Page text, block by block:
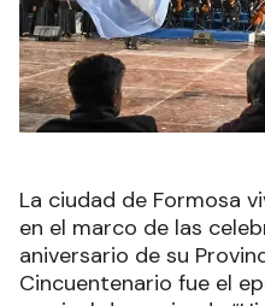
La ciudad de Formosa
en el marco de las
aniversario de su
Cincuentenario fue el